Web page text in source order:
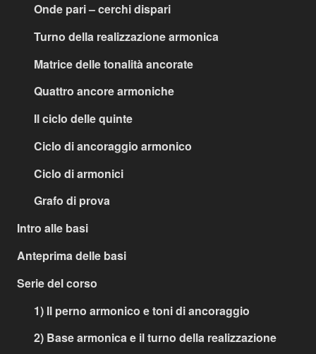
Onde pari – cerchi dispari
Turno della realizzazione armonica
Matrice delle tonalità ancorate
Quattro ancore armoniche
Il ciclo delle quinte
Ciclo di ancoraggio armonico
Ciclo di armonici
Grafo di prova
Intro alle basi
Anteprima delle basi
Serie del corso
1) Il perno armonico e toni di ancoraggio
2) Base armonica e il turno della realizzazione